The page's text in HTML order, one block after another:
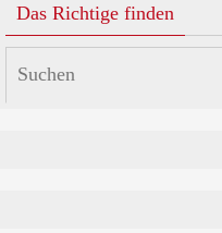
Das Richtige finden